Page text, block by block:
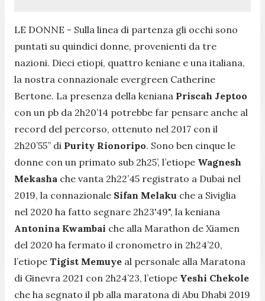
LE DONNE - Sulla linea di partenza gli occhi sono
puntati su quindici donne, provenienti da tre
nazioni. Dieci etiopi, quattro keniane e una italiana,
la nostra connazionale evergreen Catherine
Bertone. La presenza della keniana Priscah Jeptoo
con un pb da 2h20’14 potrebbe far pensare anche al
record del percorso, ottenuto nel 2017 con il
2h20’55” di Purity Rionoripo. Sono ben cinque le
donne con un primato sub 2h25’, l’etiope Wagnesh
Mekasha che vanta 2h22’45 registrato a Dubai nel
2019, la connazionale Sifan Melaku che a Siviglia
nel 2020 ha fatto segnare 2h23'49", la keniana
Antonina Kwambai che alla Marathon de Xiamen
del 2020 ha fermato il cronometro in 2h24’20,
l’etiope Tigist Memuye al personale alla Maratona
di Ginevra 2021 con 2h24’23, l’etiope Yeshi Chekole
che ha segnato il pb alla maratona di Abu Dhabi 2019